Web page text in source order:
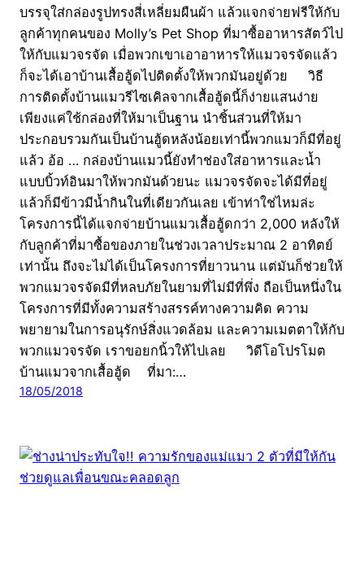
บรรจุใส่กล่องรูปทรงสี่เหลี่ยมผืนผ้า แล้วแจกจ่ายฟรีให้กับ
ลูกค้าทุกคนของ Molly’s Pet Shop ที่มาซื้ออาหารสัตว์ไป
ให้กับแมวจรจัด เมื่อพวกเขาเอาอาหารให้แมวจรจัดแล้ว
ก็จะได้เอาบ้านเสื้อฮู้ดไปติดตั้งให้พวกมันอยู่ด้วย วิธี
การติดตั้งบ้านแมวรีไซเคิลจากเสื้อฮู้ดนี้ก็ง่ายแสนง่าย
เพียงแค่ใช้กล่องที่ให้มาเป็นฐาน นำชิ้นส่วนที่ให้มา
ประกอบรวมกันเป็นบ้านฮู้ดหลังน้อยเท่านี้พวกแมวก็มีที่อยู่
แล้ว อ้อ … กล่องบ้านแมวนี้ยังทำช่องใส่อาหารและน้ำ
แบบบิ้วท์อินมาให้พวกมันด้วยนะ แมวจรจัดจะได้มีที่อยู่
แล้วก็มีข้าวมีน้ำกินในที่เดียวกันเลย เข้าท่าใช่ไหมล่ะ
โครงการนี้ได้แจกจ่ายบ้านแมวเสื้อฮู้ดกว่า 2,000 หลังให้
กับลูกค้าที่มาซื้อของภายในช่วงเวลาประมาณ 2 อาทิตย์
เท่านั้น ถึงจะไม่ได้เป็นโครงการที่ยาวนาน แต่มันก็ช่วยให้
พวกแมวจรจัดมีที่หลบภัยในยามที่ไม่มีที่พึ่ง ถือเป็นหนึ่งใน
โครงการที่มีทั้งความสร้างสรรค์ทางความคิด ความ
พยายามในการอนุรักษ์สิ่งแวดล้อม และความเมตตาให้กับ
พวกแมวจรจัด เราขอยกนิ้วให้ไปเลย วิดีโอโปรโมต
บ้านแมวจากเสื้อฮู้ด ที่มา:…
18/05/2018